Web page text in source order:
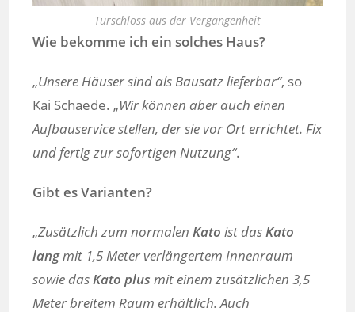
Türschloss aus der Vergangenheit
Wie bekomme ich ein solches Haus?
„Unsere Häuser sind als Bausatz lieferbar“, so
Kai Schaede. „Wir können aber auch einen
Aufbauservice stellen, der sie vor Ort errichtet. Fix
und fertig zur sofortigen Nutzung“.
Gibt es Varianten?
„Zusätzlich zum normalenKato ist dasKato
langmit 1,5 Meter verlängertem Innenraum
sowie dasKato plus mit einem zusätzlichen 3,5
Meter breitem Raum erhältlich. Auch